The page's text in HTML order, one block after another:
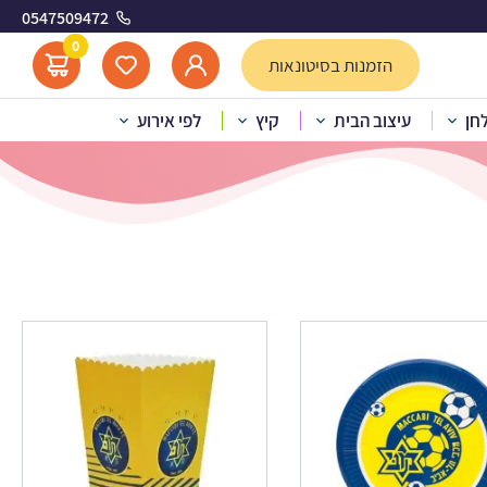
0547509472
הזמנות בסיטונאות
0
עיצוב הבית קיץ לפי אירוע תל אביב